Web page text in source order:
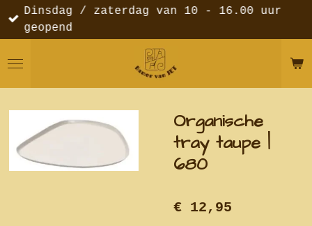
Ga
direct
de
Dinsdag / zaterdag van 10 - 16.00 uur
geopend
Organische
tray taupe |
680
€ 12,95